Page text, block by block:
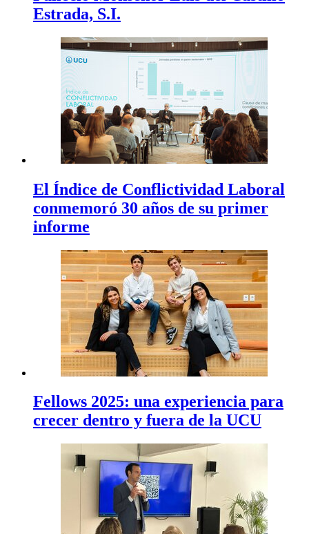
Estrada, S.I.
El Índice de Conflictividad Laboral
conmemoró 30 años de su primer
informe
Fellows 2025: una experiencia para
crecer dentro y fuera de la UCU